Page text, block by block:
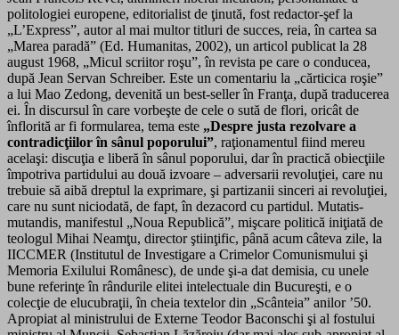
politologiei europene, editorialist de ţinută, fost redactor-şef la
„L’Express”, autor al mai multor titluri de succes, reia, în cartea sa
„Marea paradă” (Ed. Humanitas, 2002), un articol publicat la 28
august 1968, „Micul scriitor roşu”, în revista pe care o conducea,
după Jean Servan Schreiber. Este un comentariu la „cărticica roşie”
a lui Mao Zedong, devenită un best-seller în Franţa, după traducerea
ei. În discursul în care vorbeşte de cele o sută de flori, oricât de
înflorită ar fi formularea, tema este „Despre justa rezolvare a
contradicţiilor în sânul poporului”, raţionamentul fiind mereu
acelaşi: discuţia e liberă în sânul poporului, dar în practică obiecţiile
împotriva partidului au două izvoare – adversarii revoluţiei, care nu
trebuie să aibă dreptul la exprimare, şi partizanii sinceri ai revoluţiei,
care nu sunt niciodată, de fapt, în dezacord cu partidul. Mutatis-
mutandis, manifestul „Noua Republică”, mişcare politică iniţiată de
teologul Mihai Neamţu, director ştiinţific, până acum câteva zile, la
IICCMER (Institutul de Investigare a Crimelor Comunismului şi
Memoria Exilului Românesc), de unde şi-a dat demisia, cu unele
bune referinţe în rândurile elitei intelectuale din Bucureşti, e o
colecţie de elucubraţii, în cheia textelor din „Scânteia” anilor ’50.
Apropiat al ministrului de Externe Teodor Baconschi şi al fostului